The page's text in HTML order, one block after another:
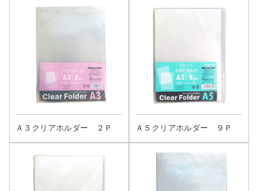
Ａ３クリアホルダー ２Ｐ Ａ５クリアホルダー ９Ｐ